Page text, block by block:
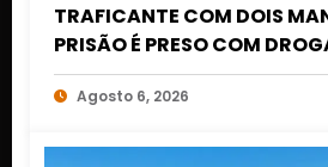
TRAFICANTE COM DOIS
PRISÃO É PRESO COM
DINHEIRO NO 1º DE MARÇO
Agosto 6, 2026